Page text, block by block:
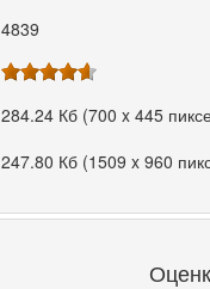
4839
284.24 Кб (700 x 445
247.80 Кб (1509 x 960